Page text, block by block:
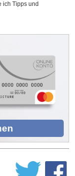
ich Tipps und